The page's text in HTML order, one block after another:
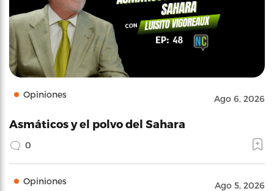
Opiniones Ago 6, 2026
Asmáticos y el polvo del Sahara
0
Opiniones Ago 5, 2026